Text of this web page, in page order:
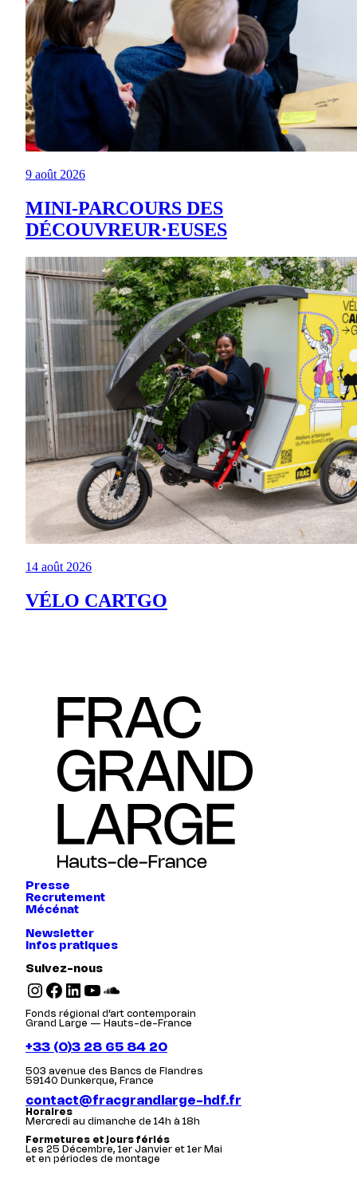
9 août 2026
MINI-PARCOURS DES
DÉCOUVREUR·EUSES
14 août 2026
VÉLO CARTGO
Presse
Recrutement
Mécénat
Newsletter
Infos pratiques
Suivez-nous
Instagram Facebook LinkedIn YouTube SoundCloud
Fonds régional d’art contemporain
Grand Large — Hauts-de-France
+33 (0)3 28 65 84 20
503 avenue des Bancs de Flandres
59140 Dunkerque, France
contact@fracgrandlarge-hdf.fr
Horaires
Mercredi au dimanche de 14h à 18h
Fermetures et jours fériés
Les 25 Décembre, 1er Janvier et 1er Mai
et en périodes de montage